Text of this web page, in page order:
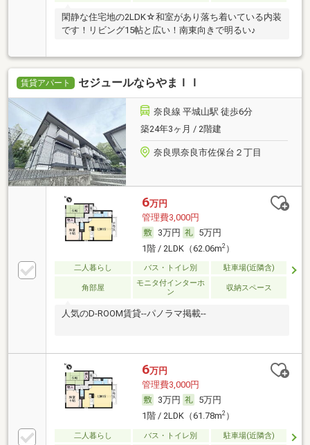
閑静な住宅地の2LDK☆和室があり落ち着いている内装
です！リビング15帖と広い！南東向きで明るい♪
賃貸アパート セジュールならやまＩＩ
奈良線 平城山駅 徒歩6分
築24年3ヶ月 / 2階建
奈良県奈良市佐保台２丁目
6万円
管理費3,000円
3万円
5万円
1階 / 2LDK（62.06m2）
二人暮らし バス・トイレ別 駐車場(近隣含)
角部屋
モニタ付インターホ
ン
収納スペース
人気のD-ROOM賃貸--パノラマ掲載--
6万円
管理費3,000円
3万円
5万円
1階 / 2LDK（61.78m2）
二人暮らし バス・トイレ別
駐車場(近隣含)